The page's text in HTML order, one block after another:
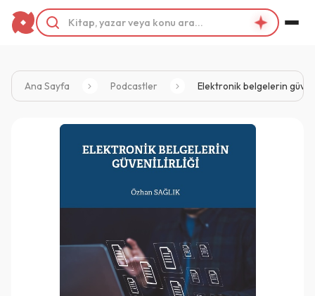
Ana Sayfa Podcastler Elektronik belgelerin